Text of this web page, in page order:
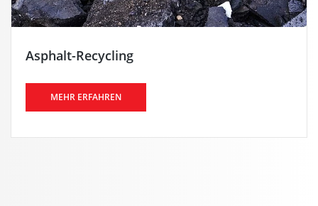
Asphalt-Recycling
MEHR ERFAHREN